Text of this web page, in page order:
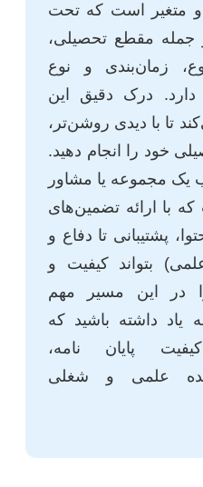
و متغیر است که تحت
جمله مقطع تحصیلی،
زمان‌بندی و نوع
دارد. درک دقیق این
تا با دیدی روشن‌تر،
خود را انجام دهید.
یک مجموعه یا مشاور
با ارائه تضمین‌های
پشتیبانی تا دفاع و
بتواند کیفیت و
در این مسیر مهم
یاد داشته باشید که
پایان نامه،
علمی و شغلی